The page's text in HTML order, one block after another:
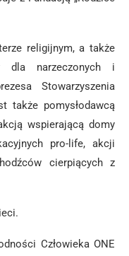
religijnym, a także
dla narzeczonych i
Stowarzyszenia
także pomysłodawcą
wspierającą domy
pro-life, akcji
cierpiących z
Człowieka ONE